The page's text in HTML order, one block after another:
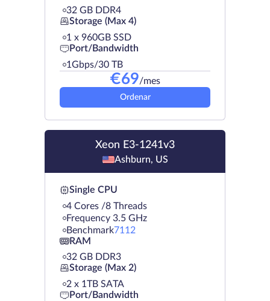
32 GB DDR4
Storage (Max 4)
1 х 960GB SSD
Port/Bandwidth
1Gbps/30 TB
€69/mes
Ordenar
Xeon E3-1241v3
Ashburn, US
Single CPU
4 Cores /8 Threads
Frequency 3.5 GHz
Benchmark7112
RAM
32 GB DDR3
Storage (Max 2)
2 х 1TB SATA
Port/Bandwidth